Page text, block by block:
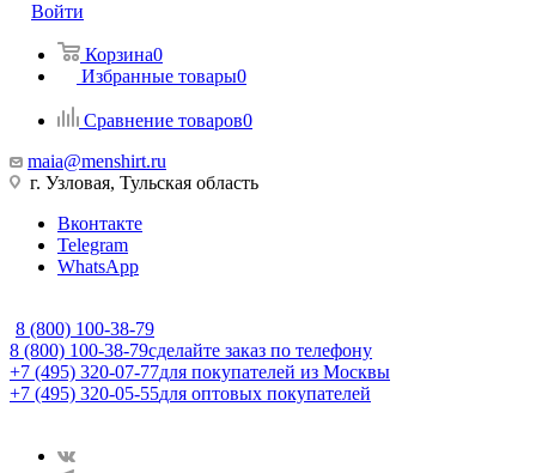
Войти
Корзина0
Избранные товары0
Сравнение товаров0
maia@menshirt.ru
г. Узловая, Тульская область
Вконтакте
Telegram
WhatsApp
8 (800) 100-38-79
8 (800) 100-38-79сделайте заказ по телефону
+7 (495) 320-07-77для покупателей из Москвы
+7 (495) 320-05-55для оптовых покупателей